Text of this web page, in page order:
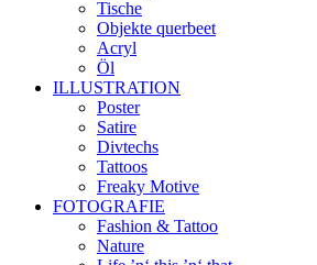
Tische
Objekte querbeet
Acryl
Öl
ILLUSTRATION
Poster
Satire
Divtechs
Tattoos
Freaky Motive
FOTOGRAFIE
Fashion & Tattoo
Nature